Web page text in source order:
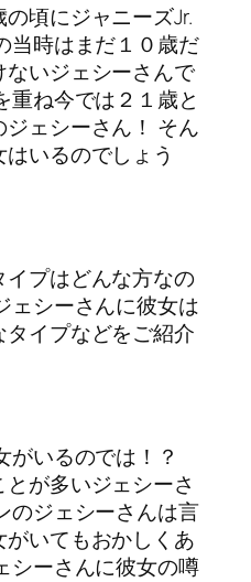
頃にジャニーズJr.
当時はまだ１０歳だ
いジェシーさんで
重ね今では２１歳と
ェシーさん！ そん
いるのでしょう
プはどんな方なの
ェシーさんに彼女は
イプなどをご紹介
がいるのでは！？
が多いジェシーさ
のジェシーさんは言
いてもおかしくあ
シーさんに彼女の噂